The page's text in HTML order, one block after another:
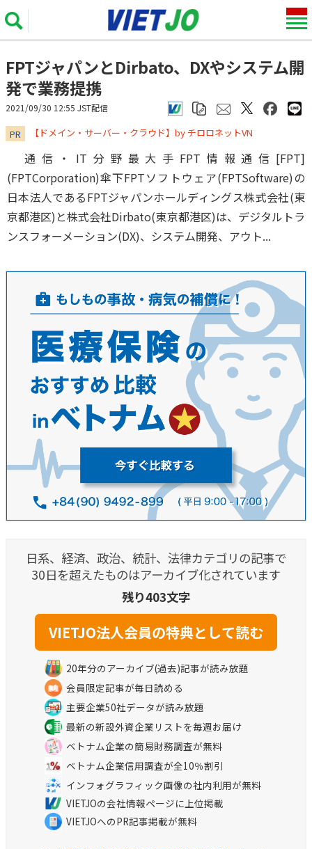
FPTジャパンとDirbato、DXやシステム開
発で業務提携
2021/09/30 12:55 JST配信
PR ​​​​​​​【ドメイン・サーバー・クラウド】by チロロネットVN
通信・IT分野最大手FPT情報通信[FPT]
(FPTCorporation)傘下FPTソフトウェア(FPTSoftware)の
日本法人であるFPTジャパンホールディングス株式会社(東
京都港区)と株式会社Dirbato(東京都港区)は、デジタルトラ
ンスフォーメーション(DX)、システム開発、アウト...
日系、経済、政治、統計、法律カテゴリの記事で
30日を超えたものはアーカイブ化されています
残り403文字
20年分のアーカイブ(過去)記事が読み放題
会員限定記事が毎日読める
主要企業50社データが読み放題
最新の新設外資企業リストを毎週お届け
ベトナム企業の簡易財務調査が無料
ベトナム企業信用調査が全10％割引
インフォグラフィック画像の社内利用が無料
VIETJOの会社情報ページに上位掲載
VIETJOへのPR記事掲載が無料